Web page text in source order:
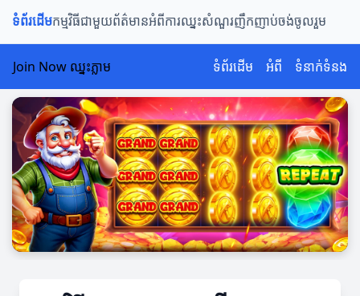
ទំព័រដើមកម្មវិធីជាមួយព័ត៌មានអំពីការឈ្នះសំណួរញឹកញាប់ចង់ចូលរួម
Join Now ឈ្នះភ្លាម ទំព័រដើម អំពី ទំនាក់ទំនង